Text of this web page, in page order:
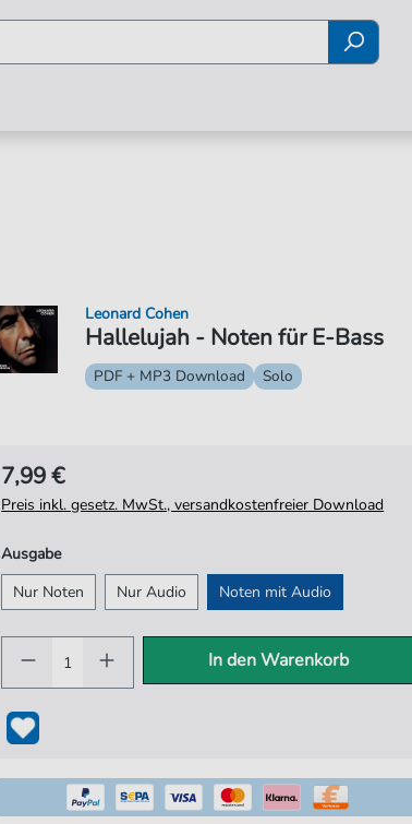
Hallelujah - Noten für E-Bass
Leonard Cohen
PDF + MP3 Download Solo
7,99 €
Preis inkl. gesetz. MwSt., versandkostenfreier Download
Ausgabe
Nur Noten
Nur Audio Noten mit Audio
In den Warenkorb